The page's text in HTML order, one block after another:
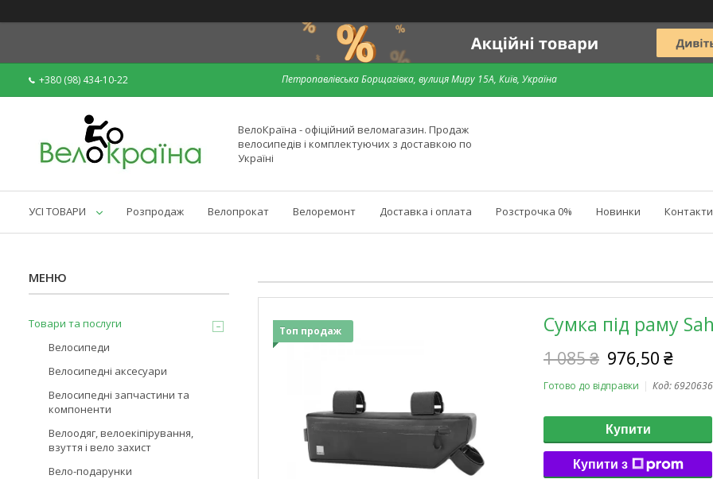
+380 (98) 434-10-22 Петропавлівська Борщагівка, вулиця Миру 15А, Київ, Україна
ВелоКраїна - офіційний веломагазин. Продаж
велосипедів і комплектуючих з доставкою по
Україні
УСІ ТОВАРИ Розпродаж Велопрокат Велоремонт Доставка і оплата Розстрочка 0% Новинки Контакти
Топ продаж Сумка під раму
1 085 ₴ 976,50 ₴
Готово до відправки Код:
Купити
Купити з
Товари та послуги
Велосипеди
Велосипедні аксесуари
Велосипедні запчастини та
компоненти
Велоодяг, велоекіпірування,
взуття і вело захист
Вело-подарунки